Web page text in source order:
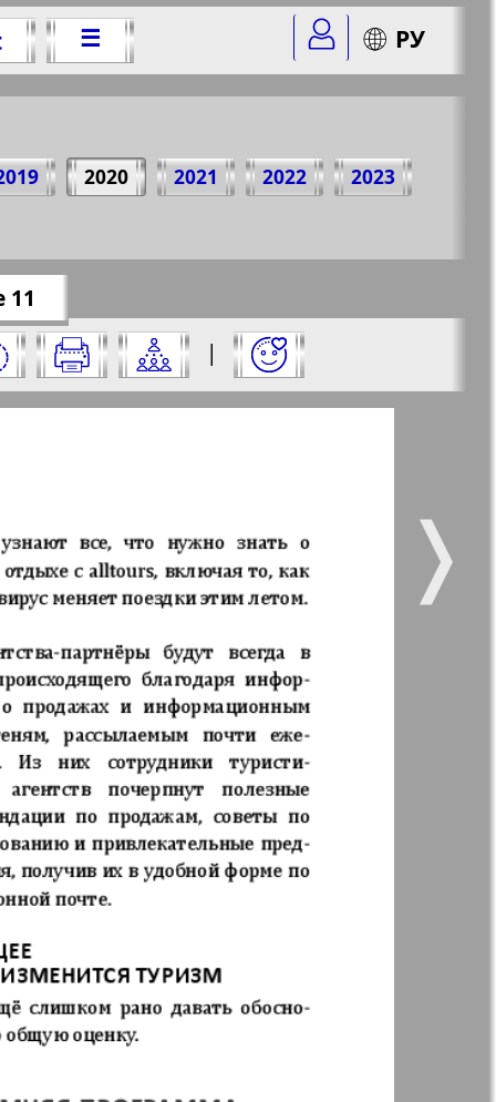
☰ РУ
2020 2021 2022
2023
und klicken Sie darauf:
59
11
|
5
17
23
35
❭
Panorama-mir
vremja Russkiy Wojazh